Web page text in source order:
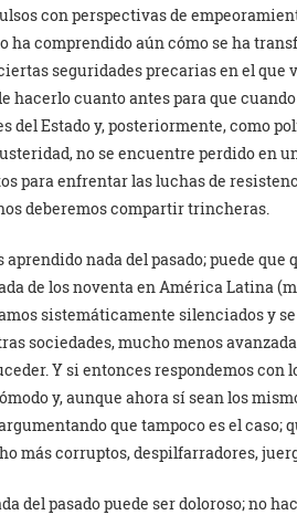
con perspectivas de
ha comprendido aún cómo se ha
seguridades precarias en el que
hacerlo cuanto antes para que
del Estado y, posteriormente, como
no se encuentre perdido en
para enfrentar las luchas de
deberemos compartir trincheras.
aprendido nada del pasado; puede
de los noventa en América Latina
sistemáticamente silenciados y
sociedades, mucho menos
Y si entonces respondemos con
y, aunque ahora sí sean los
que tampoco es el caso;
más corruptos, despilfarradores,
del pasado puede ser doloroso; no